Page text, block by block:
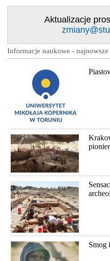
Aktualizacje
Informacje naukowe - najnowsze
Smog